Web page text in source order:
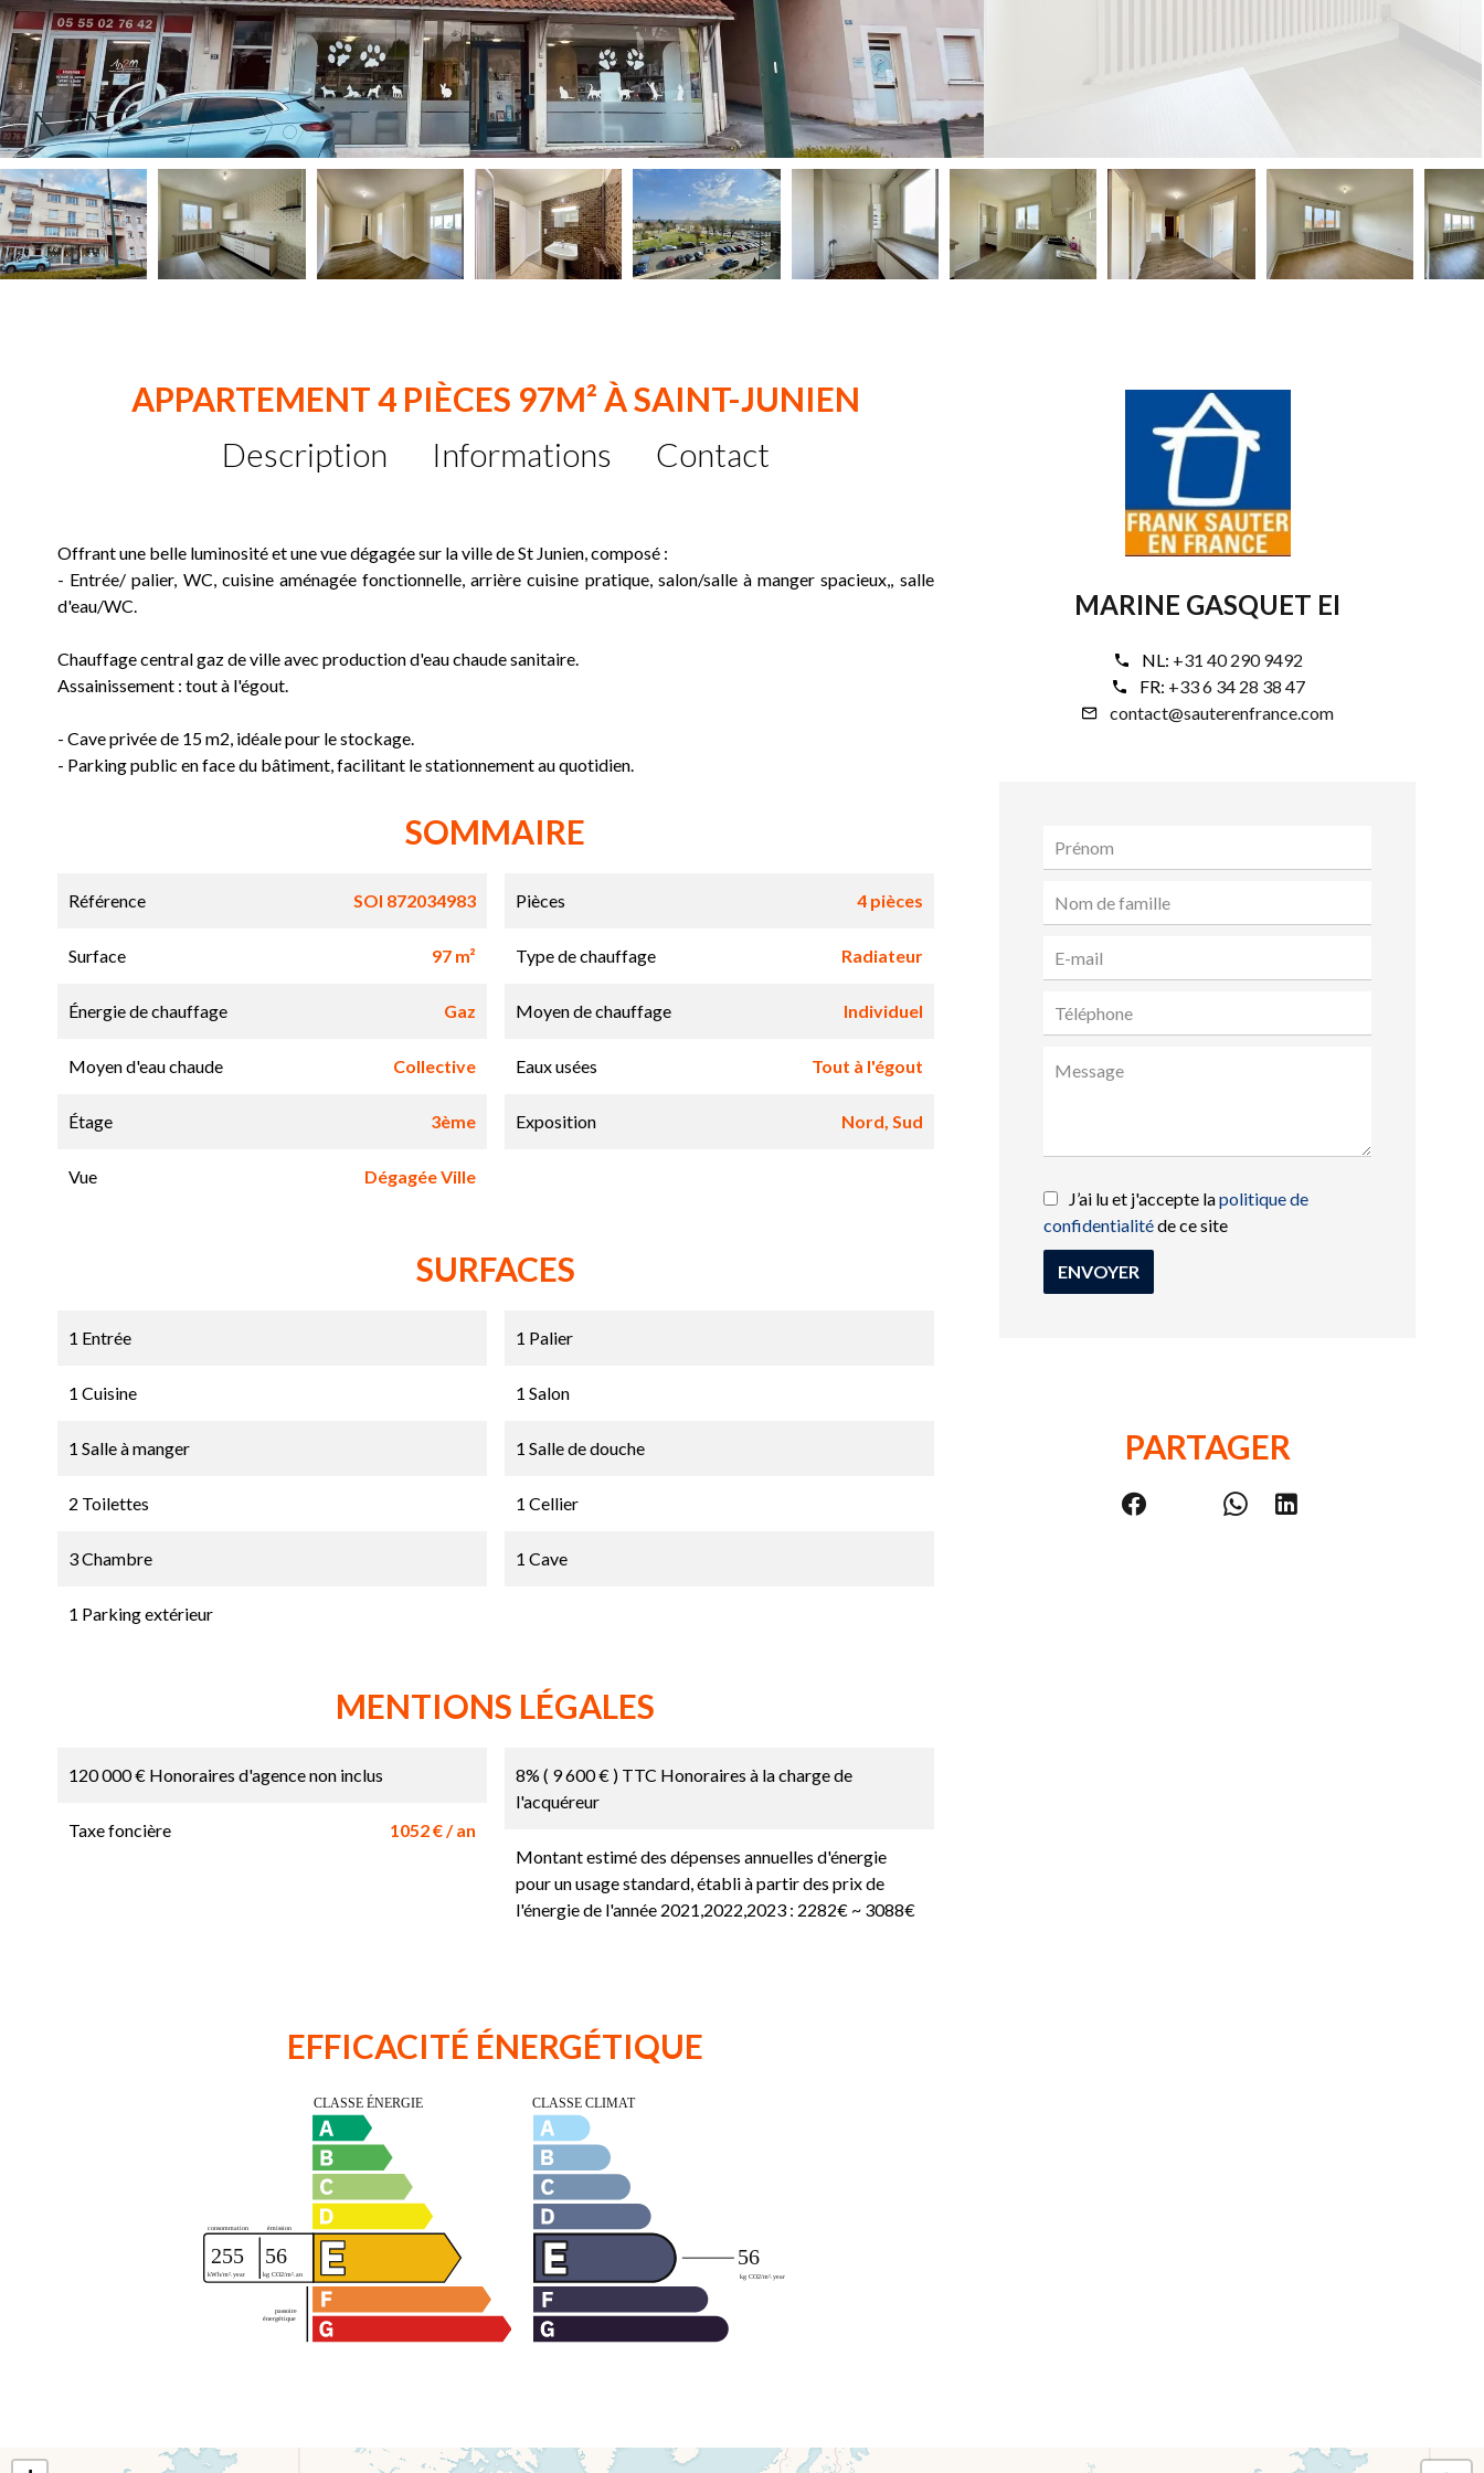
APPARTEMENT 4 PIÈCES 97M² À SAINT-JUNIEN
Description
Informations Contact
Offrant une belle luminosité et une vue dégagée sur la ville de St Junien, composé :
- Entrée/ palier, WC, cuisine aménagée fonctionnelle, arrière cuisine pratique, salon/salle à manger spacieux,, salle
d'eau/WC.
Chauffage central gaz de ville avec production d'eau chaude sanitaire.
Assainissement : tout à l'égout.
- Cave privée de 15 m2, idéale pour le stockage.
- Parking public en face du bâtiment, facilitant le stationnement au quotidien.
SOMMAIRE
Référence SOI 872034983 Pièces 4 pièces
Surface 97 m² Type de chauffage Radiateur
Énergie de chauffage Gaz Moyen de chauffage Individuel
Moyen d'eau chaude Collective Eaux usées Tout à l'égout
Étage 3ème Exposition Nord, Sud
Vue Dégagée Ville
SURFACES
1 Entrée 1 Palier
1 Cuisine 1 Salon
1 Salle à manger 1 Salle de douche
2 Toilettes 1 Cellier
3 Chambre 1 Cave
1 Parking extérieur
MENTIONS LÉGALES
120 000 € Honoraires d'agence non inclus
8% ( 9 600 € ) TTC Honoraires à la charge de
l'acquéreur
Taxe foncière
1052 € / an
Montant estimé des dépenses annuelles d'énergie
pour un usage standard, établi à partir des prix de
l'énergie de l'année 2021,2022,2023 : 2282€ ~ 3088€
EFFICACITÉ ÉNERGÉTIQUE
MARINE GASQUET EI
NL: +31 40 290 9492
FR: +33 6 34 28 38 47
contact@sauterenfrance.com
J’ai lu et j'accepte lapolitique de
confidentialitéde ce site
ENVOYER
PARTAGER